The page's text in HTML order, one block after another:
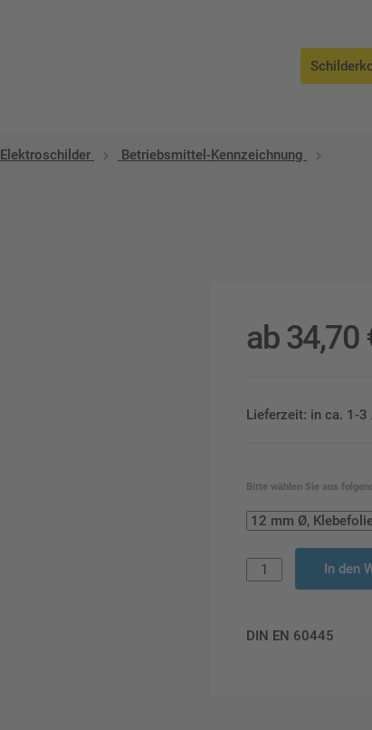
Elektroschilder Betriebsmittel-Kennzeichnung
ab34,70
Lieferzeit: in ca. 1-3
Bitte wählen Sie aus
In den
DIN EN 60445